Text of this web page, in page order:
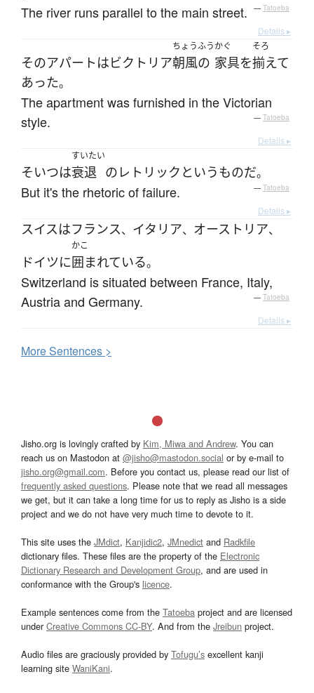
The river runs parallel to the main street. — Tatoeba
Details ▸
そのアパート はビクトリア
ちょうふう
朝風の
かぐ
家具を
そろ
揃えて
あった。
The apartment was furnished in the Victorian
style.
— Tatoeba
Details ▸
そいつは
すいたい
衰退 の レトリック というものだ。
But it's the rhetoric of failure. — Tatoeba
Details ▸
スイスはフランス、 イタリア、 オーストリア、
ドイツに
かこ
囲まれている。
Switzerland is situated between France, Italy,
Austria and Germany.
— Tatoeba
Details ▸
MoreSentences >
Jisho.org is lovingly crafted by Kim, Miwa and Andrew. You can
reach us on Mastodon at @jisho@mastodon.social or by e-mail to
jisho.org@gmail.com. Before you contact us, please read our list of
frequently asked questions. Please note that we read all messages
we get, but it can take a long time for us to reply as Jisho is a side
project and we do not have very much time to devote to it.
This site uses the JMdict, Kanjidic2, JMnedict and Radkfile
dictionary files. These files are the property of the Electronic
Dictionary Research and Development Group, and are used in
conformance with the Group's licence.
Example sentences come from the Tatoeba project and are licensed
underCreative Commons CC-BY. And from the Jreibun project.
Audio files are graciously provided by Tofugu’s excellent kanji
learning site WaniKani.